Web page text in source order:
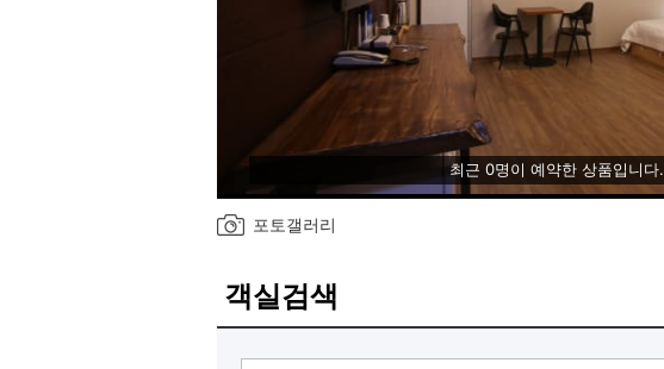
최근 0명이 예약한 상품입니다.
포토갤러리
객실검색